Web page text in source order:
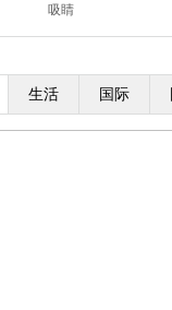
吸睛
生活 国际